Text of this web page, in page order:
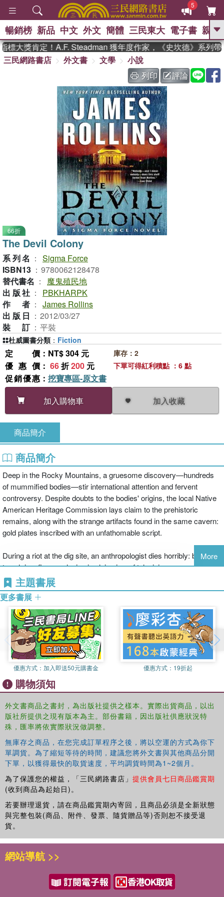
5
GO
熱搜： 東野圭吾
、 如果歷史是一群喵 、 暑期
國際布克獎 臺灣漫遊錄 、 方
念華 、 台灣的李登輝時代
孩：黎曼猜想 、 偉大的迷走神經
暢銷榜 新品 中文 外文 簡體 三民東大 電子書 親子
大獎肯定！A.F. Steadman 獲年度作家，《史坎德》系列帶
三民網路書店
外文書 文學
小說
列印
評論
66折
The Devil Colony
系列名 ： Sigma Force
ISBN13 ： 9780062128478
替代書名 ：
魔鬼殖民地
出版社 ：
PBKHARPK
作者 ： James Rollins
出版日 ： 2012/03/27
裝訂 ： 平裝
定價 ：NT$ 304 元
優惠價 ： 66折200 元
促銷優惠 ： 挖寶專區-原文書
加入購物車
加入收藏
庫存：2
下單可得紅利積點 ：6 點
杜威圖書分類 ： Fiction
商品簡介
商品簡介
Deep in the Rocky Mountains, a gruesome discovery—hundreds
of mummified bodies—stir international attention and fervent
controversy. Despite doubts to the bodies' origins, the local Native
American Heritage Commission lays claim to the prehistoric
remains, along with the strange artifacts found in the same cavern:
gold plates inscribed with an unfathomable script.
During a riot at the dig site, an anthropologist dies horribly: burned
to ash in a fiery explosion in plain view of television cameras. All
evidence points to a radical group of Native Americans, including
one agitator, a teenage firebrand who escapes with a vital clue to
the murder and calls on the one person who might help: her uncle,
Painter Crowe, director of Sigma Force.
To protect his niece and uncover the truth, Painter will ignite a war
across the nation's most powerful intelligence agencies. Yet, an
even greater threat looms as events in the Rocky Mountains have
set in motion a frightening chain reaction, a geological meltdown
that threatens the entire western half of the U.S.
From the volcanic peaks of Iceland to the blistering deserts of the
American Southwest, from the gold vaults of Fort Knox to the
bubbling geysers of Yellowstone, Painter Crowe joins forces with
Commander Gray Pierce to penetrate the shadowy heart of a dark
cabal, one that has been manipulating American history since the
founding of the thirteen colonies.
But can he discover the truth—one that could topple governments
More
主題書展
更多書展
優惠方式： 加入即送50元購書金 優惠方式： 19折起
購物須知
外文書商品之書封，為出版社提供之樣本。實際出貨商品，以出
版社所提供之現有版本為主。部份書籍，因出版社供應狀況特
殊，匯率將依實際狀況做調整。
無庫存之商品，在您完成訂單程序之後，將以空運的方式為你下
單調貨。為了縮短等待的時間，建議您將外文書與其他商品分開
下單，以獲得最快的取貨速度，平均調貨時間為1~2個月。
為了保護您的權益，「三民網路書店」 提供會員七日商品鑑賞期
(收到商品為起始日)。
若要辦理退貨，請在商品鑑賞期內寄回，且商品必須是全新狀態
與完整包裝(商品、附件、發票、隨貨贈品等)否則恕不接受退
貨。
網站導航 >>